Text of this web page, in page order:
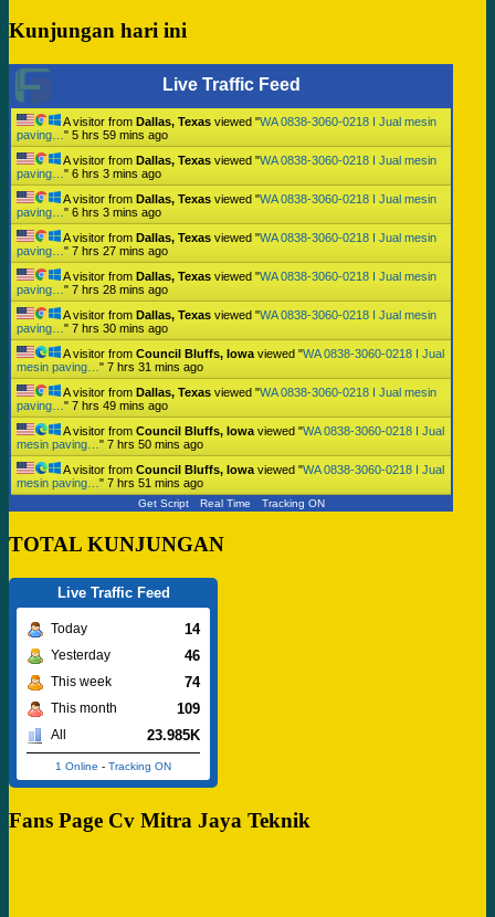
Kunjungan hari ini
Live Traffic Feed
A visitor from Dallas, Texas viewed "WA 0838-3060-0218 I Jual mesin
paving… " 5 hrs 59 mins ago
A visitor from Dallas, Texas viewed "WA 0838-3060-0218 I Jual mesin
paving… " 6 hrs 3 mins ago
A visitor from Dallas, Texas viewed "WA 0838-3060-0218 I Jual mesin
paving… " 6 hrs 3 mins ago
A visitor from Dallas, Texas viewed "WA 0838-3060-0218 I Jual mesin
paving… " 7 hrs 27 mins ago
A visitor from Dallas, Texas viewed "WA 0838-3060-0218 I Jual mesin
paving… " 7 hrs 28 mins ago
A visitor from Dallas, Texas viewed "WA 0838-3060-0218 I Jual mesin
paving… " 7 hrs 30 mins ago
A visitor from Council Bluffs, Iowa viewed "WA 0838-3060-0218 I Jual
mesin paving… " 7 hrs 31 mins ago
A visitor from Dallas, Texas viewed "WA 0838-3060-0218 I Jual mesin
paving… " 7 hrs 49 mins ago
A visitor from Council Bluffs, Iowa viewed "WA 0838-3060-0218 I Jual
mesin paving… " 7 hrs 50 mins ago
A visitor from Council Bluffs, Iowa viewed "WA 0838-3060-0218 I Jual
mesin paving… " 7 hrs 51 mins ago
Get Script Real Time Tracking ON
TOTAL KUNJUNGAN
Live Traffic Feed
Today 14
Yesterday 46
This week 74
This month 109
All 23.985K
1 Online - Tracking ON
Fans Page Cv Mitra Jaya Teknik